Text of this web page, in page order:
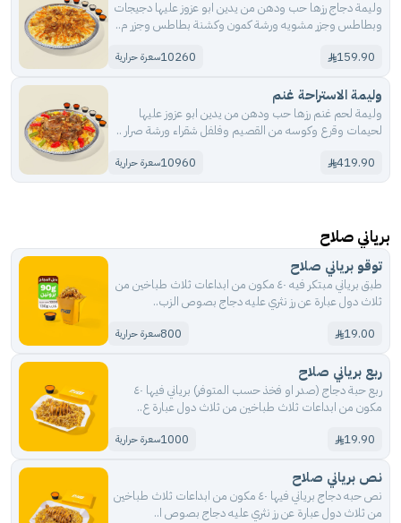
وليمة دجاج رزها حب ودهن من يدين ابو عزوز عليها دجيجات
وبطاطس وجزر مشويه ورشة كمون وكشنة بطاطس وجزر م..
159.90
10260سعرة حرارية
وليمة الاستراحة غنم
وليمة لحم غنم رزها حب ودهن من يدين ابو عزوز عليها
لحيمات وقرع وكوسه من القصيم وفلفل شقراء ورشة صرار ..
419.90
10960سعرة حرارية
برياني صلاح
توقو برياني صلاح
طبق برياني مبتكر فيه ٤٠ مكون من ابداعات ثلاث طباخين من
ثلاث دول عبارة عن رز نثري عليه دجاج بصوص الزب..
19.00
800سعرة حرارية
ربع برياني صلاح
ربع حبة دجاج (صدر او فخذ حسب المتوفر) برياني فيها ٤٠
مكون من ابداعات ثلاث طباخين من ثلاث دول عبارة ع..
19.90
1000سعرة حرارية
نص برياني صلاح
نص حبه دجاج برياني فيها ٤٠ مكون من ابداعات ثلاث طباخين
من ثلاث دول عبارة عن رز نثري عليه دجاج بصوص ا..